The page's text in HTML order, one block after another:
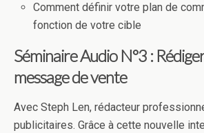
Comment définir votre plan de
fonction de votre cible
Séminaire Audio N°3 :
message de vente
Avec Steph Len, rédacteur
publicitaires. Grâce à cette nouvelle